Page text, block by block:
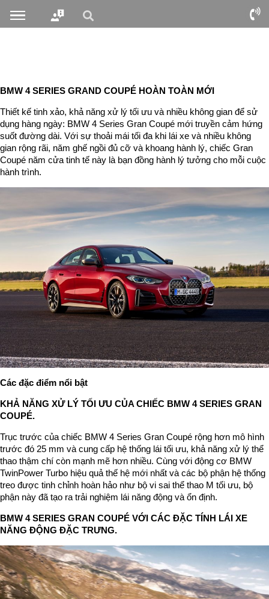
BMW 4 SERIES GRAND COUPÉ HOÀN TOÀN MỚI
Thiết kế tinh xảo, khả năng xử lý tối ưu và nhiều không gian để sử
dụng hàng ngày: BMW 4 Series Gran Coupé mới truyền cảm hứng
suốt đường dài. Với sự thoải mái tối đa khi lái xe và nhiều không
gian rộng rãi, năm ghế ngồi đủ cỡ và khoang hành lý, chiếc Gran
Coupé năm cửa tinh tế này là bạn đồng hành lý tưởng cho mỗi cuộc
hành trình.
Các đặc điểm nổi bật
KHẢ NĂNG XỬ LÝ TỐI ƯU CỦA CHIẾC BMW 4 SERIES GRAN
COUPÉ.
Trục trước của chiếc BMW 4 Series Gran Coupé rộng hơn mô hình
trước đó 25 mm và cung cấp hệ thống lái tối ưu, khả năng xử lý thể
thao thậm chí còn mạnh mẽ hơn nhiều. Cùng với động cơ BMW
TwinPower Turbo hiệu quả thế hệ mới nhất và các bộ phận hệ thống
treo được tinh chỉnh hoàn hảo như bộ vi sai thể thao M tối ưu, bộ
phận này đã tạo ra trải nghiệm lái năng động và ổn định.
BMW 4 SERIES GRAN COUPÉ VỚI CÁC ĐẶC TÍNH LÁI XE
NĂNG ĐỘNG ĐẶC TRƯNG.